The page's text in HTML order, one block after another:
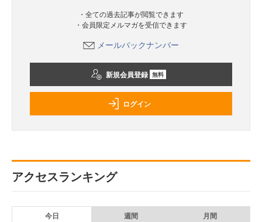
・全ての過去記事が閲覧できます
・会員限定メルマガを受信できます
メールバックナンバー
新規会員登録 無料
ログイン
アクセスランキング
今日 週間 月間